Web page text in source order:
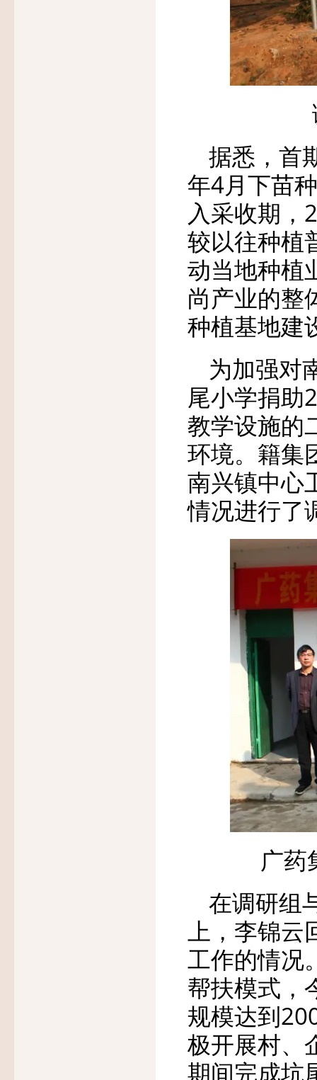
据悉，首
年4月下苗
入采收期，
较以往种植
动当地种植
尚产业的整
种植基地建
为加强对
尾小学捐助
教学设施的
环境。籍集
南兴镇中心
情况进行了
广药
在调研组
上，李锦云
工作的情况
帮扶模式，
规模达到
极开展村、
期间完成坑